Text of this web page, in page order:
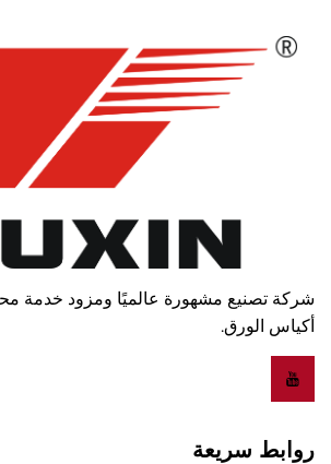
شركة تصنيع مشهورة عالميًا ومزود خدمة
أكياس الورق.
روابط سريعة